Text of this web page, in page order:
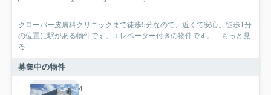
クローバー皮膚科クリニックまで徒歩5分なので、近くて安心。徒歩1分
の位置に駅がある物件です。エレベーター付きの物件です。... もっと見
る
募集中の物件
4